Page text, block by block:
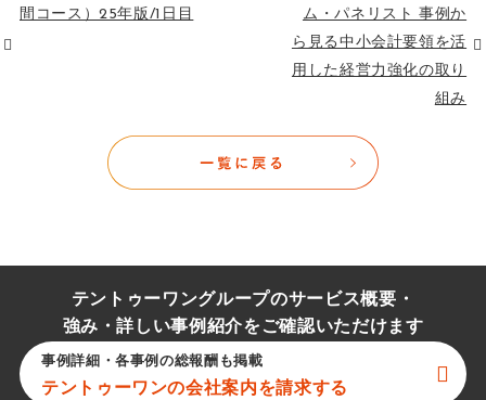
間コース）25年版/1日目
ム・パネリスト 事例か
ら見る中小会計要領を活
用した経営力強化の取り
組み
テントゥーワングループのサービス概要・
強み・詳しい事例紹介をご確認いただけます
事例詳細・各事例の総報酬も掲載
テントゥーワンの会社案内を請求する